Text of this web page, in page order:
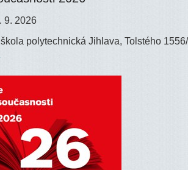
9. 2026
polytechnická Jihlava, Tolstého